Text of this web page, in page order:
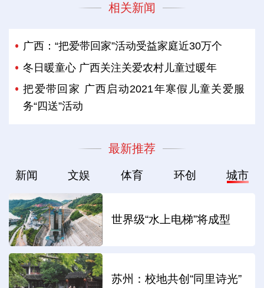
相关新闻
广西：“把爱带回家”活动受益家庭近30万个
冬日暖童心 广西关注关爱农村儿童过暖年
把爱带回家 广西启动2021年寒假儿童关爱服
务“四送”活动
最新推荐
新闻 文娱 体育 环创 城市
世界级“水上电梯”将成型
苏州：校地共创“同里诗光”